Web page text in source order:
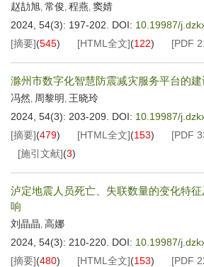
赵劼旭, 常俊, 程燕, 窦婧
2024, 54(3): 197-202.
DOI: 10.19987/
[摘要](545) [HTML全文](122) [PDF
滁州市数字化智慧防震减灾服务平台的建
冯然, 周黎明 , 王晓玲
2024, 54(3): 203-209.
DOI: 10.19987/
[摘要](479) [HTML全文](153) [PDF
[施引文献](3)
泸定地震人员死亡、失联数量的变化特
响
刘晶晶, 高娜
2024, 54(3): 210-220. DOI: 10.19987/
[摘要](480) [HTML全文](153) [PDF